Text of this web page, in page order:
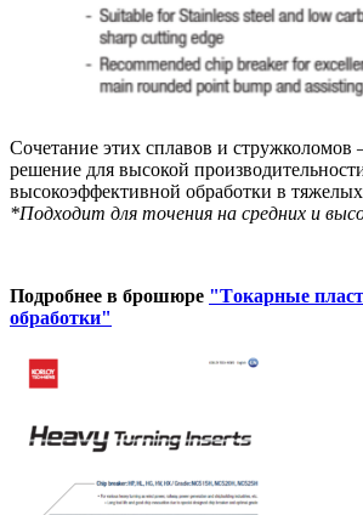
Сочетание этих сплавов и стружколомов
решение для высокой
высокоэффективной обработки в
*Подходит для точения на средних и
Подробнее в брошюре "Токарные
обработки"